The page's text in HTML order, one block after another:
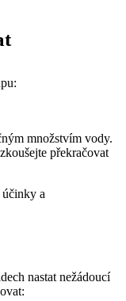
množstvím vody.
překračovat
a
nastat nežádoucí